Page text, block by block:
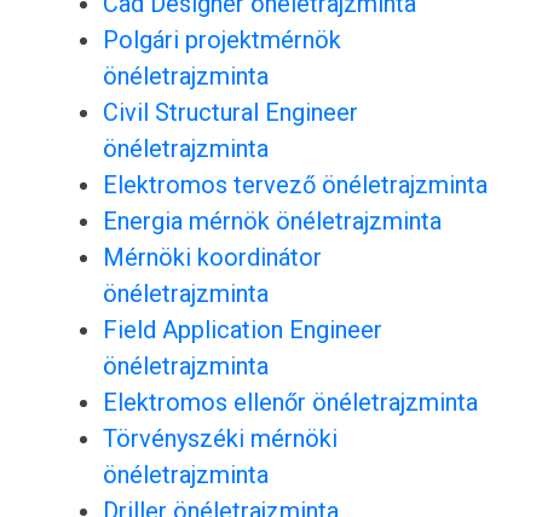
Polgári projektmérnök
önéletrajzminta
Civil Structural Engineer
önéletrajzminta
Elektromos tervező önéletrajzminta
Energia mérnök önéletrajzminta
Mérnöki koordinátor
önéletrajzminta
Field Application Engineer
önéletrajzminta
Elektromos ellenőr önéletrajzminta
Törvényszéki mérnöki
önéletrajzminta
Driller önéletrajzminta